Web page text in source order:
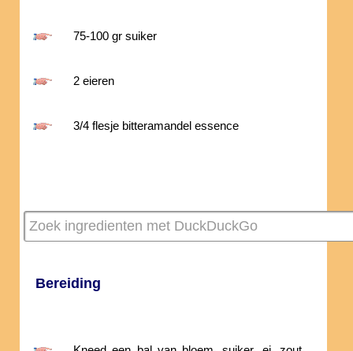
75-100 gr suiker
2 eieren
3/4 flesje bitteramandel essence
Bereiding